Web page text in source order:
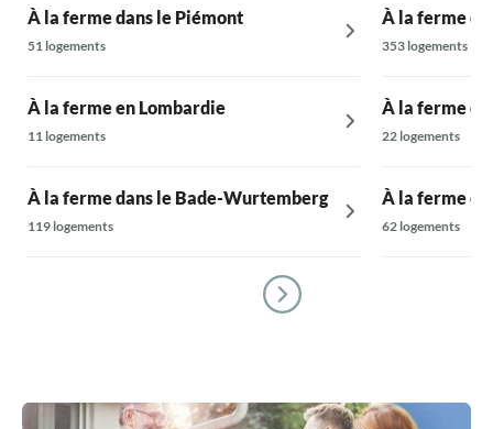
À la ferme dans le Piémont
51 logements
À la ferme en Lombardie
11 logements
À la ferme dans le Bade-Wurtemberg
119 logements
À la ferme
353 logements
À la ferme
22 logements
À la ferme
62 logements